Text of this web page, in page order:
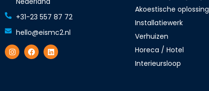
+31-23 557 87 72
hello@eismc2.nl
Akoestische oplossing
Installatiewerk
Verhuizen
Horeca / Hotel
Interieursloop